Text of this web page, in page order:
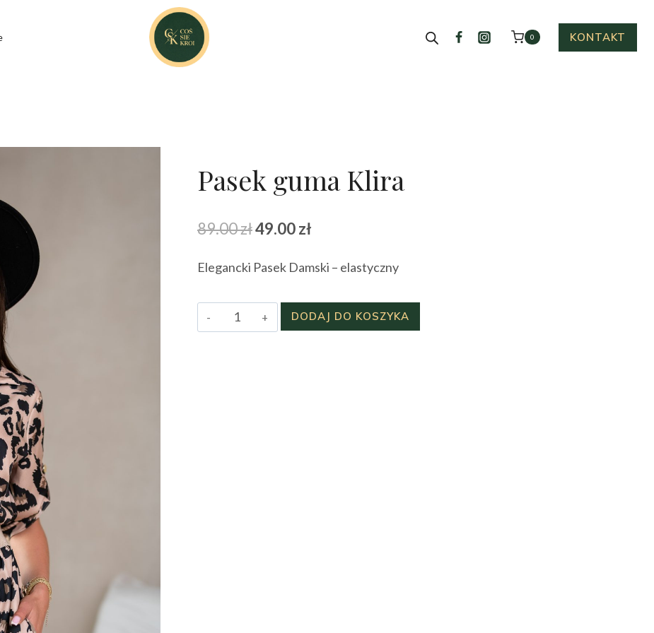
0 KONTAKT
Pasek guma Klira
89.00złPierwotna
wynosiła:
89.00 zł.
49.00złAktualna
wynosi:
49.00 zł.
Elegancki Pasek Damski – elastyczny
ilość
Pasek
DODAJ DO KOSZYKA